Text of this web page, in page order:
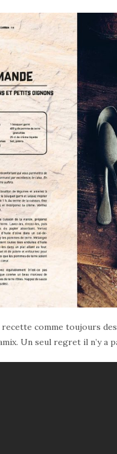
comme toujours
Un seul regret il n’y a